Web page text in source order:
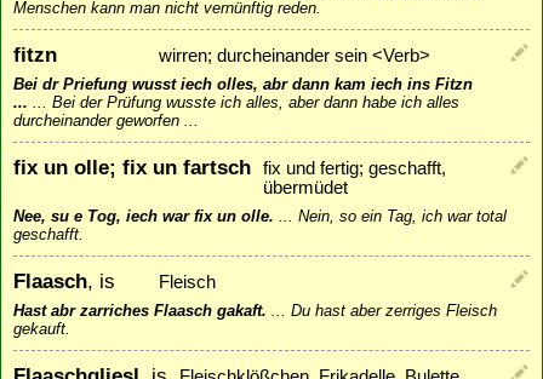
Menschen kann man nicht vernünftig reden.
fitzn wirren; durcheinander sein <Verb>
Bei dr Priefung wusst iech olles, abr dann kam iech ins Fitzn
... ... Bei der Prüfung wusste ich alles, aber dann habe ich alles
durcheinander geworfen ...
fix un olle; fix un fartsch
fix und fertig; geschafft,
übermüdet
Nee, su e Tog, iech war fix un olle. ... Nein, so ein Tag, ich war total
geschafft.
Flaasch, is Fleisch
Hast abr zarriches Flaasch gakaft. ... Du hast aber zerriges Fleisch
gekauft.